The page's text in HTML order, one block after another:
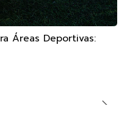
Áreas Deportivas: